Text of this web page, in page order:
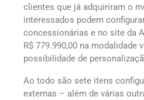
clientes que já adquiriram o
interessados podem
concessionárias e no site da
R$ 779.990,00 na modalidade
possibilidade de
Ao todo são sete itens
externas – além de várias